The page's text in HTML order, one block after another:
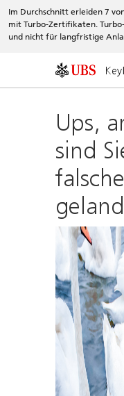
Im Durchschnitt erleiden 7
mit Turbo-Zertifikaten.
und nicht für langfristige
Ups,
sind